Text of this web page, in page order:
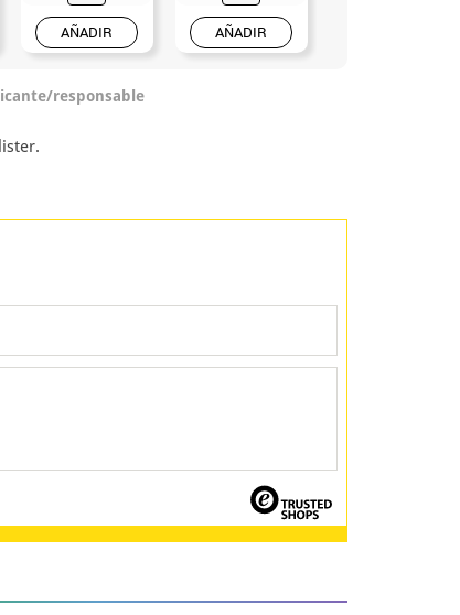
AÑADIR AÑADIR
responsable